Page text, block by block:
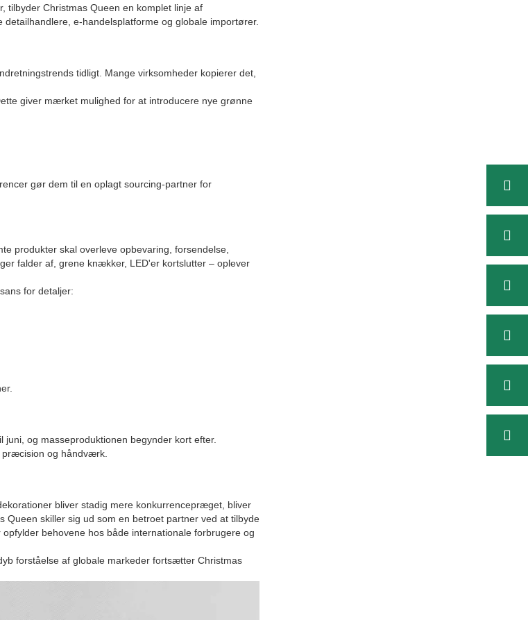
tilbyder Christmas Queen en komplet linje af
e-handelsplatforme og globale importører.
tidligt. Mange virksomheder kopierer det,
giver mærket mulighed for at introducere nye grønne
gør dem til en oplagt sourcing-partner for
produkter skal overleve opbevaring, forsendelse,
falder af, grene knækker, LED'er kortslutter – oplever
for detaljer:
og masseproduktionen begynder kort efter.
præcision og håndværk.
bliver stadig mere konkurrencepræget, bliver
Queen skiller sig ud som en betroet partner ved at tilbyde
behovene hos både internationale forbrugere og
forståelse af globale markeder fortsætter Christmas